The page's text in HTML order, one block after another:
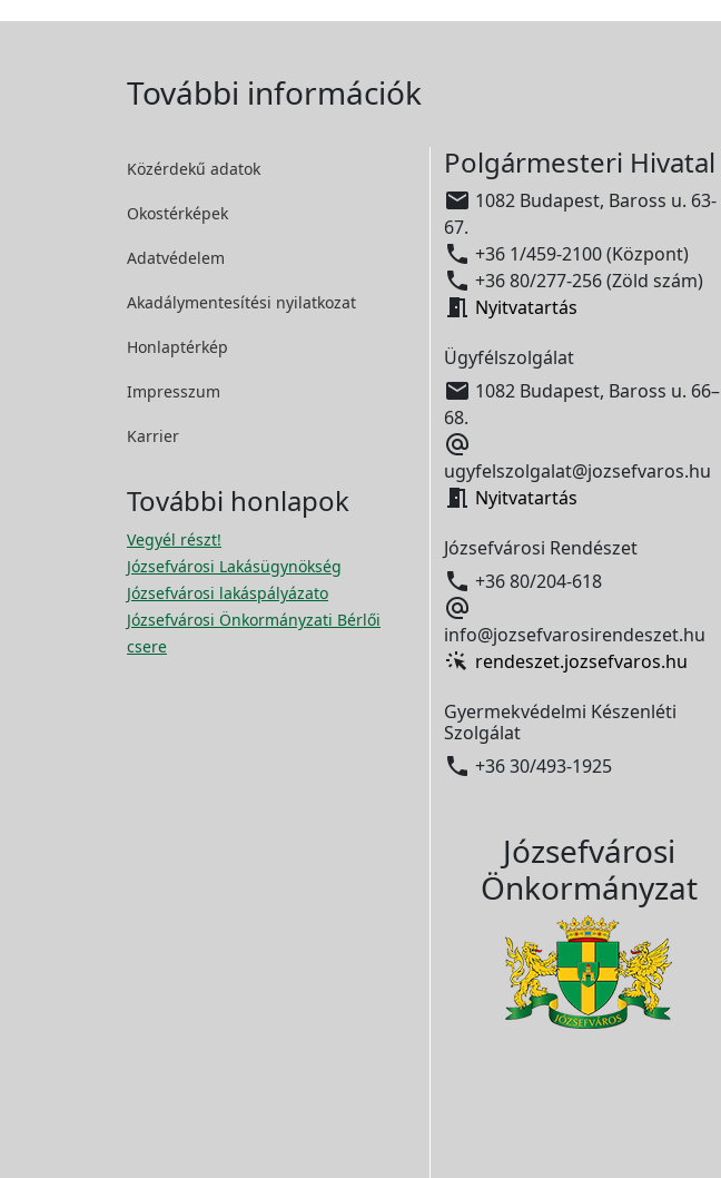
További információk
Közérdekű adatok
Okostérképek
Adatvédelem
Akadálymentesítési nyilatkozat
Honlaptérkép
Impresszum
Karrier
További honlapok
Vegyél részt!
Józsefvárosi Lakásügynökség
Józsefvárosi lakáspályázato
Józsefvárosi Önkormányzati Bérlői
csere
Polgármesteri Hivatal
 1082 Budapest, Baross u. 63-
67.
 +36 1/459-2100 (Központ)
 +36 80/277-256 (Zöld szám)
 Nyitvatartás
Ügyfélszolgálat
 1082 Budapest, Baross u. 66–
68.

ugyfelszolgalat@jozsefvaros.hu
 Nyitvatartás
Józsefvárosi Rendészet
 +36 80/204-618

info@jozsefvarosirendeszet.hu
rendeszet.jozsefvaros.hu
Gyermekvédelmi Készenléti
Szolgálat
 +36 30/493-1925
Józsefvárosi
Önkormányzat